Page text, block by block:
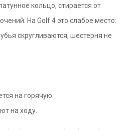
кольцо, стирается от
На Golf 4 это слабое место:
скругливаются, шестерня не
на горячую.
на ходу.